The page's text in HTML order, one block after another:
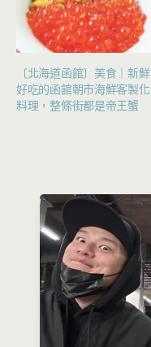
〔北海道函館〕美食｜新鮮
好吃的函館朝市海鮮客製化
料理，整條街都是帝王蟹